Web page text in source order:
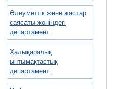
Әлеуметтік және жастар
саясаты жөніндегі
департамент
Халықаралық
ынтымақтастық
департаменті